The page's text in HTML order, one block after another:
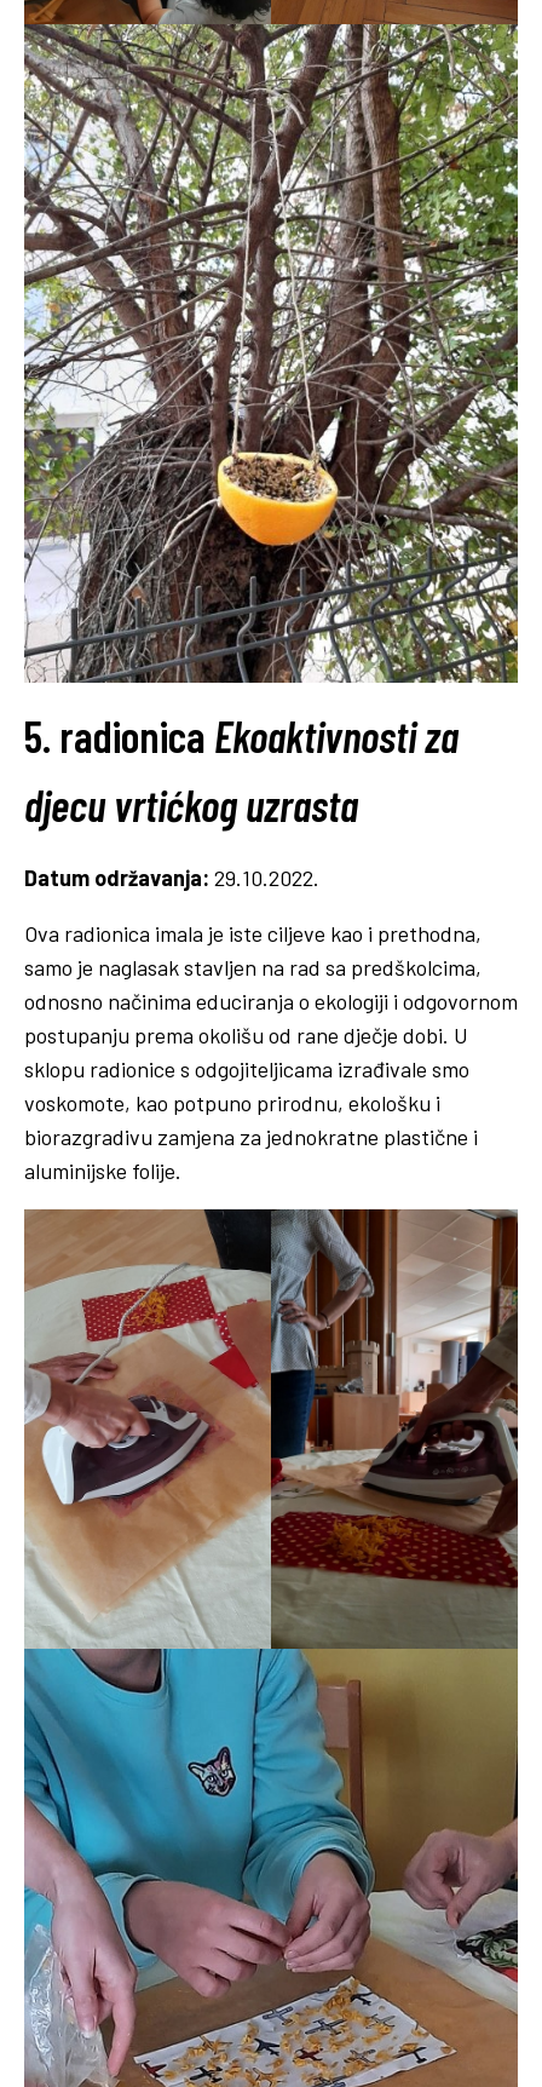
5. radionica Ekoaktivnosti za
djecu vrtićkog uzrasta
Datum održavanja: 29.10.2022.
Ova radionica imala je iste ciljeve kao i prethodna,
samo je naglasak stavljen na rad sa predškolcima,
odnosno načinima educiranja o ekologiji i odgovornom
postupanju prema okolišu od rane dječje dobi. U
sklopu radionice s odgojiteljicama izrađivale smo
voskomote, kao potpuno prirodnu, ekološku i
biorazgradivu zamjena za jednokratne plastične i
aluminijske folije.